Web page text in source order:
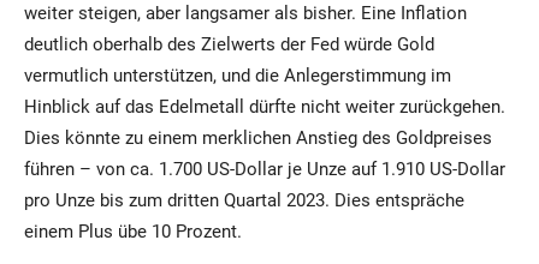
weiter steigen, aber langsamer als bisher. Eine Inflation
deutlich oberhalb des Zielwerts der Fed würde Gold
vermutlich unterstützen, und die Anlegerstimmung im
Hinblick auf das Edelmetall dürfte nicht weiter zurückgehen.
Dies könnte zu einem merklichen Anstieg des Goldpreises
führen – von ca. 1.700 US-Dollar je Unze auf 1.910 US-Dollar
pro Unze bis zum dritten Quartal 2023. Dies entspräche
einem Plus übe 10 Prozent.